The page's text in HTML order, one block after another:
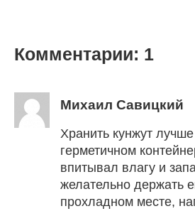
Комментарии: 1
Михаил Савицкий
Хранить кунжут лучше
герметичном
впитывал влагу и
желательно держать
прохладном месте,